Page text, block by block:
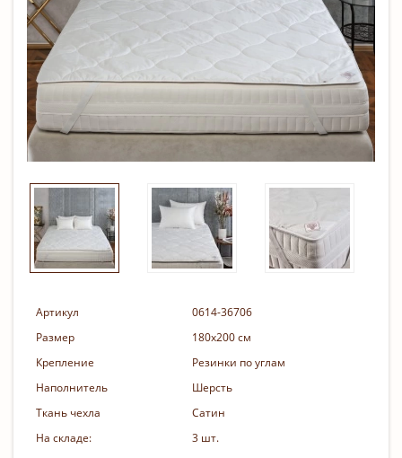
Артикул
0614-36706
Размер
180х200 см
Крепление
Резинки по углам
Наполнитель
Шерсть
Ткань чехла
Сатин
На складе:
3 шт.